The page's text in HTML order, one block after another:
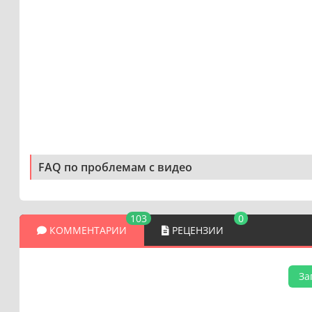
FAQ по проблемам с видео
КОММЕНТАРИИ
103
РЕЦЕНЗИИ
0